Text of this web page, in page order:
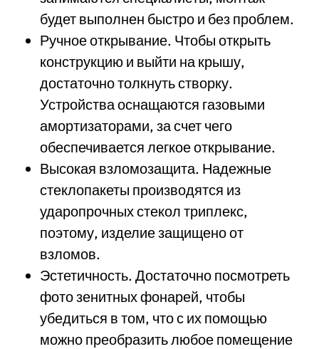
будет выполнен быстро и без проблем.
Ручное открывание. Чтобы открыть
конструкцию и выйти на крышу,
достаточно толкнуть створку.
Устройства оснащаются газовыми
амортизаторами, за счет чего
обеспечивается легкое открывание.
Высокая взломозащита. Надежные
стеклопакеты производятся из
ударопрочных стекол триплекс,
поэтому, изделие защищено от
взломов.
Эстетичность. Достаточно посмотреть
фото зенитных фонарей, чтобы
убедиться в том, что с их помощью
можно преобразить любое помещение